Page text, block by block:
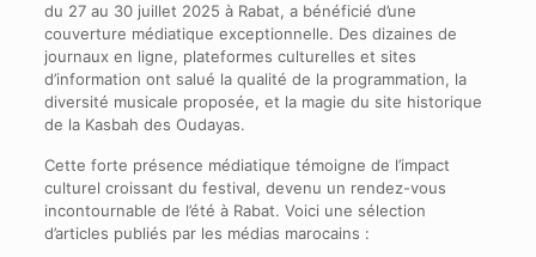
du 27 au 30 juillet 2025 à Rabat, a bénéficié d’une
couverture médiatique exceptionnelle. Des dizaines de
journaux en ligne, plateformes culturelles et sites
d’information ont salué la qualité de la programmation, la
diversité musicale proposée, et la magie du site historique
de la Kasbah des Oudayas.
Cette forte présence médiatique témoigne de l’impact
culturel croissant du festival, devenu un rendez-vous
incontournable de l’été à Rabat. Voici une sélection
d’articles publiés par les médias marocains :